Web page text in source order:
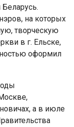
на которых
творческую
в г. Ельске,
оформил
а в июле